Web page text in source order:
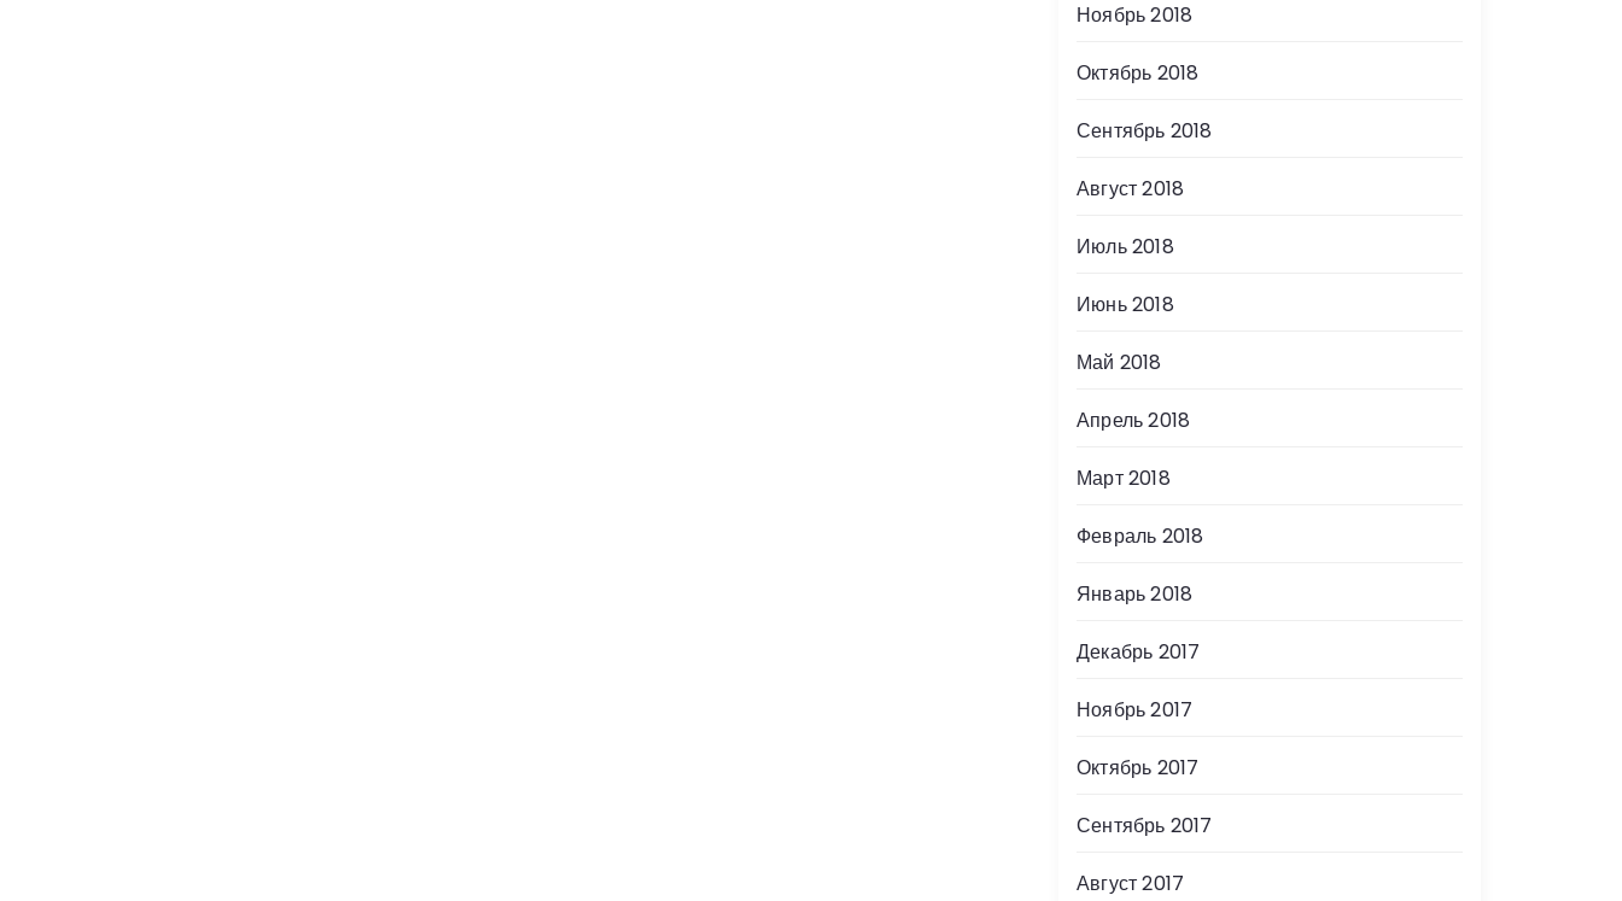
Ноябрь 2018
Октябрь 2018
Сентябрь 2018
Август 2018
Июль 2018
Июнь 2018
Май 2018
Апрель 2018
Март 2018
Февраль 2018
Январь 2018
Декабрь 2017
Ноябрь 2017
Октябрь 2017
Сентябрь 2017
Август 2017